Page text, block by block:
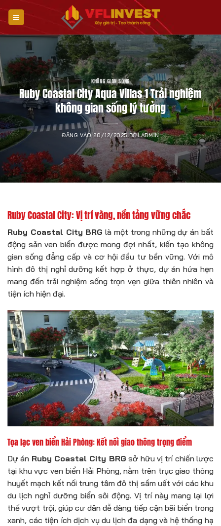
qua
nội
KHÔNG GIAN SỐNG
Ruby Coastal City Aqua Villas 1 Trải nghiệm
không gian sống lý tưởng
ĐĂNG VÀO20/12/2025 BỞIADMIN
Ruby Coastal City: Vị trí vàng, nền tảng vững chắc
Ruby Coastal City BRG là một trong những dự án bất
động sản ven biển được mong đợi nhất, kiến tạo không
gian sống đẳng cấp và cơ hội đầu tư bền vững. Với mô
hình đô thị nghỉ dưỡng kết hợp ở thực, dự án hứa hẹn
mang đến trải nghiệm sống trọn vẹn giữa thiên nhiên và
tiện ích hiện đại.
Tọa lạc ven biển Hải Phòng: Kết nối giao thông trọng điểm
Dự án Ruby Coastal City BRG sở hữu vị trí chiến lược
tại khu vực ven biển Hải Phòng, nằm trên trục giao thông
huyết mạch kết nối trung tâm đô thị sầm uất với các khu
du lịch nghỉ dưỡng biển sôi động. Vị trí này mang lại lợi
thế vượt trội, giúp cư dân dễ dàng tiếp cận bãi biển trong
xanh, các tiện ích dịch vụ du lịch đa dạng và hệ thống hạ